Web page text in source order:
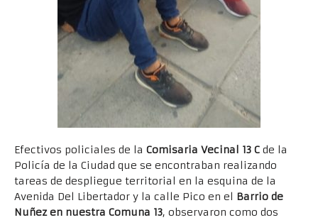
Efectivos policiales de la Comisaria Vecinal 13 C de la
Policía de la Ciudad que se encontraban realizando
tareas de despliegue territorial en la esquina de la
Avenida Del Libertador y la calle Pico en el
Barrio de
Nuñez en nuestra Comuna 13, observaron como dos